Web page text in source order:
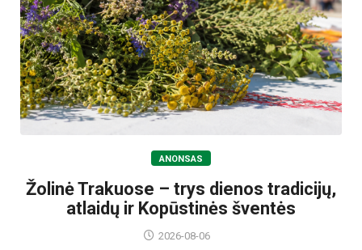
ANONSAS
Žolinė Trakuose – trys dienos tradicijų,
atlaidų ir Kopūstinės šventės
2026-08-06